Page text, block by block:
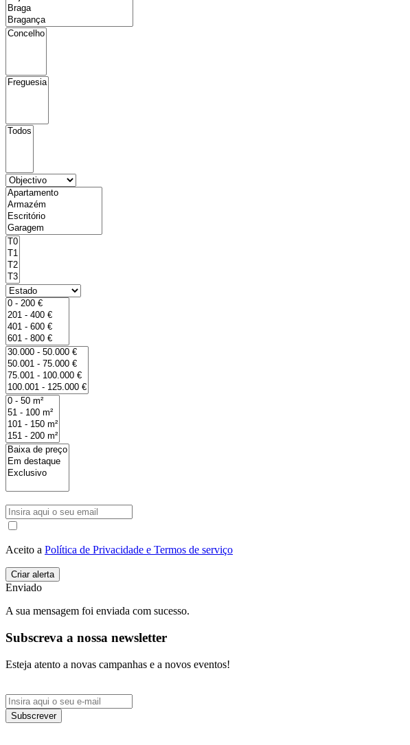
Aceito a Política de Privacidade e Termos de serviço
Enviado
A sua mensagem foi enviada com sucesso.
Subscreva a nossa newsletter
Esteja atento a novas campanhas e a novos eventos!